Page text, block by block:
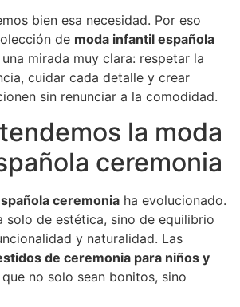
bien esa necesidad. Por eso
de moda infantil española
mirada muy clara: respetar la
cuidar cada detalle y crear
sin renunciar a la comodidad.
la moda
ceremonia
ceremonia ha evolucionado.
solo de estética, sino de equilibrio
y naturalidad. Las
de ceremonia para niños y
no solo sean bonitos, sino